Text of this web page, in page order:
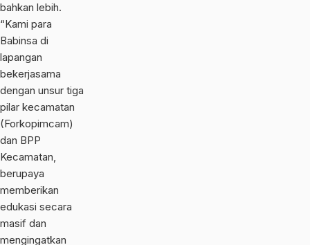
bahkan lebih.
“Kami para
Babinsa di
lapangan
bekerjasama
dengan unsur tiga
pilar kecamatan
(Forkopimcam)
dan BPP
Kecamatan,
berupaya
memberikan
edukasi secara
masif dan
mengingatkan